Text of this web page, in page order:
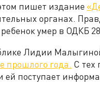
пишет издание
органах.
умер в ОДКБ
Лидии
прошлого года. С тех
ей поступает